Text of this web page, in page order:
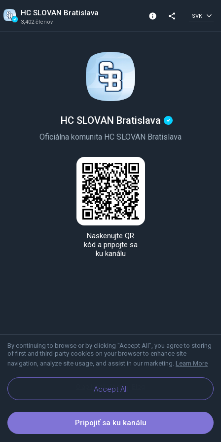
HC SLOVAN Bratislava
3,402 členov
info
3,402 členov
share SVK
By continuing to browse or by clicking "Accept All", you agree to storing
of first and third-party cookies on your browser to enhance site
navigation, analyze site usage, and assist in our marketing. Learn More
Accept All
HC SLOVAN Bratislava
Oficiálna komunita HC SLOVAN Bratislava
Naskenujte QR
kód a pripojte sa
ku kanálu
O aplikácii Viber
Pripojiť sa ku kanálu